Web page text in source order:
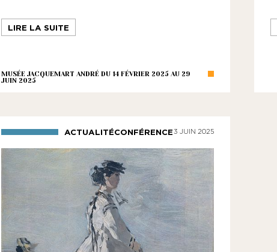
LIRE LA SUITE
MUSÉE JACQUEMART ANDRÉ DU 14 FÉVRIER 2025 AU 29
JUIN 2025
ACTUALITÉCONFÉRENCE3 JUIN 2025